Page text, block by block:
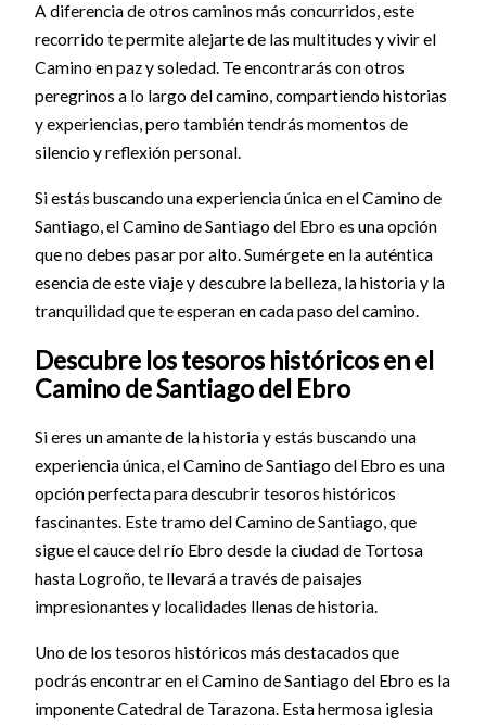
A diferencia de otros caminos más concurridos, este
recorrido te permite alejarte de las multitudes y vivir el
Camino en paz y soledad. Te encontrarás con otros
peregrinos a lo largo del camino, compartiendo historias
y experiencias, pero también tendrás momentos de
silencio y reflexión personal.
Si estás buscando una experiencia única en el Camino de
Santiago, el Camino de Santiago del Ebro es una opción
que no debes pasar por alto. Sumérgete en la auténtica
esencia de este viaje y descubre la belleza, la historia y la
tranquilidad que te esperan en cada paso del camino.
Descubre los tesoros históricos en el
Camino de Santiago del Ebro
Si eres un amante de la historia y estás buscando una
experiencia única, el Camino de Santiago del Ebro es una
opción perfecta para descubrir tesoros históricos
fascinantes. Este tramo del Camino de Santiago, que
sigue el cauce del río Ebro desde la ciudad de Tortosa
hasta Logroño, te llevará a través de paisajes
impresionantes y localidades llenas de historia.
Uno de los tesoros históricos más destacados que
podrás encontrar en el Camino de Santiago del Ebro es la
imponente Catedral de Tarazona. Esta hermosa iglesia